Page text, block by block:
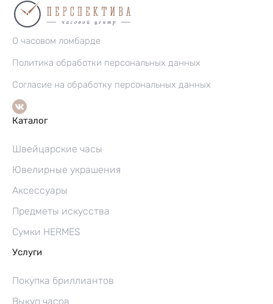
О часовом ломбарде
Политика обработки персональных данных
Согласие на обработку персональных данных
Каталог
Швейцарские часы
Ювелирные украшения
Аксессуары
Предметы искусства
Сумки HERMES
Услуги
Покупка бриллиантов
Выкуп часов